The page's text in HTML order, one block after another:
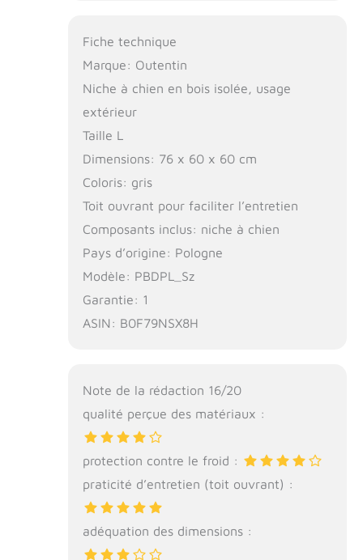
Fiche technique
Marque: Outentin
Niche à chien en bois isolée, usage
extérieur
Taille L
Dimensions: 76 x 60 x 60 cm
Coloris: gris
Toit ouvrant pour faciliter l’entretien
Composants inclus: niche à chien
Pays d’origine: Pologne
Modèle: PBDPL_Sz
Garantie: 1
ASIN: B0F79NSX8H
Note de la rédaction 16/20
qualité perçue des matériaux :
protection contre le froid :
praticité d’entretien (toit ouvrant) :
adéquation des dimensions :